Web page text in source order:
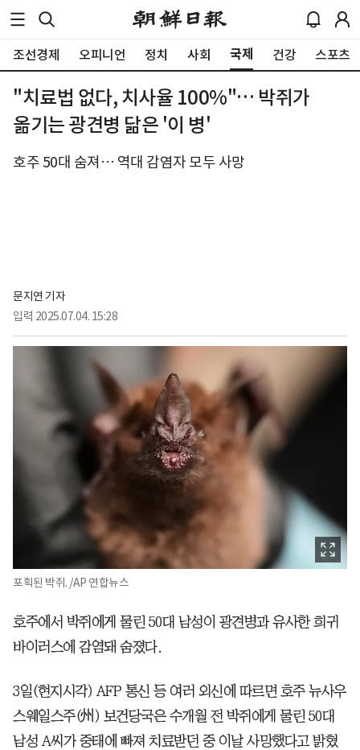
조선경제 오피니언 정치 사회 국제 건강 스포츠
"치료법 없다, 치사율 100%"… 박쥐가
옮기는 광견병 닮은 '이 병'
호주 50대 숨져… 역대 감염자 모두 사망
문지연 기자
입력 2025.07.04. 15:28
포획된 박쥐. /AP 연합뉴스
호주에서 박쥐에게 물린 50대 남성이 광견병과 유사한 희귀
바이러스에 감염돼 숨졌다.
3일(현지시각) AFP 통신 등 여러 외신에 따르면 호주 뉴사우
스웨일스주(州) 보건당국은 수개월 전 박쥐에게 물린 50대
남성 A씨가 중태에 빠져 치료받던 중 이날 사망했다고 밝혔